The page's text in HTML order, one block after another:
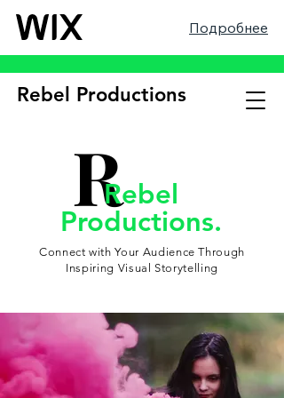
Подробнее